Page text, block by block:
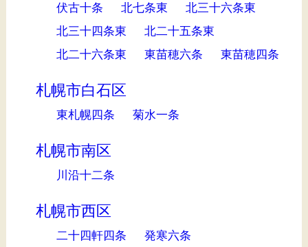
伏古十条 北七条東
北三十六条東
北三十四条東
北二十五条東
北二十六条東
東苗穂六条 東苗穂四条
札幌市白石区
東札幌四条 菊水一条
札幌市南区
川沿十二条
札幌市西区
二十四軒四条 発寒六条